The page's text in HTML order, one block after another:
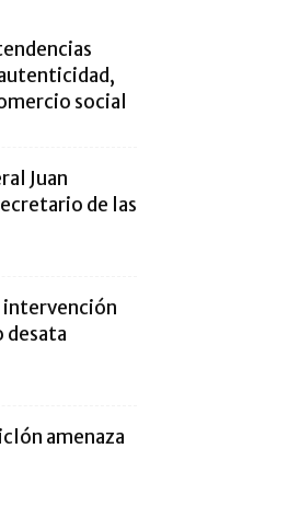
social
Juan
de las
intervención
desata
amenaza